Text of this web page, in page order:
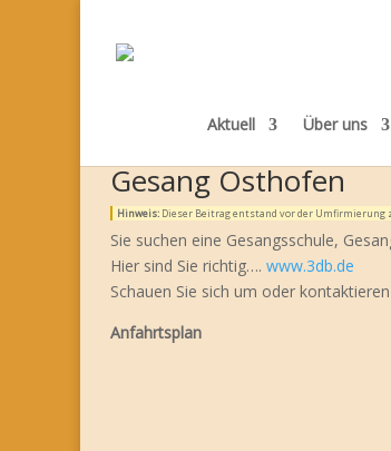
Aktuell Über uns
Gesang Osthofen
Hinweis: Dieser Beitrag entstand vor der Umfirmierung
Sie suchen eine Gesangsschule,
Hier sind Sie richtig….www.3db.de
Schauen Sie sich um oder
Anfahrtsplan